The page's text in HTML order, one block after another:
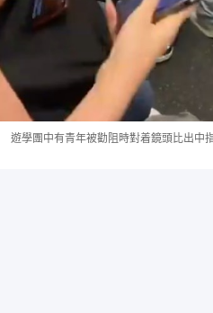
遊學團中有青年被勸阻時對着鏡頭比出中